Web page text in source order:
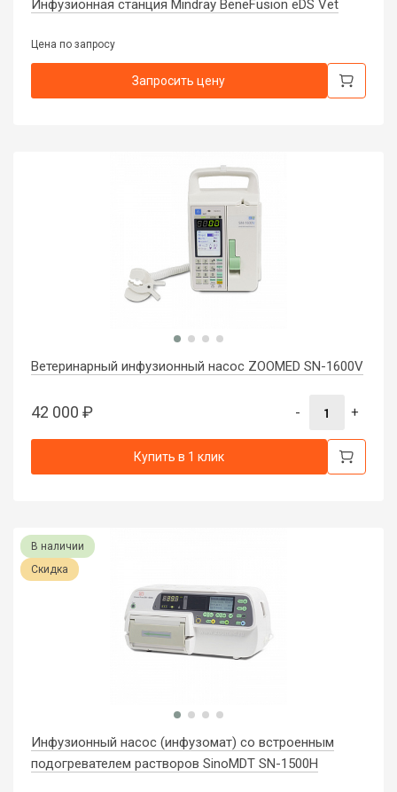
Инфузионная станция Mindray BeneFusion eDS Vet
Цена по запросу
Запросить цену
Ветеринарный инфузионный насос ZOOMED SN-1600V
42 000 ₽ - +
Купить в 1 клик
В наличии
Скидка
Инфузионный насос (инфузомат) со встроенным
подогревателем растворов SinoMDT SN-1500H